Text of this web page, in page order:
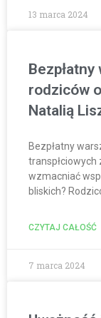
13 marca 2024
rodziców
Natalią
Bezpłatny
transpłciowych
wzmacniać
bliskich?
CZYTAJ CAŁOŚĆ
7 marca 2024